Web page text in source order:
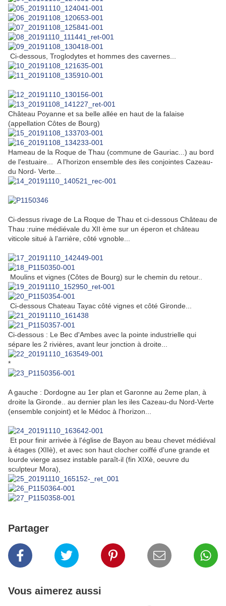
Ci-dessous, Troglodytes et hommes des cavernes...
Château Poyanne et sa belle allée en haut de la falaise
(appellation Côtes de Bourg)
Hameau de la Roque de Thau (commune de Gauriac...) au bord
de l'estuaire... A l'horizon ensemble des iles conjointes Cazeau-
du Nord- Verte...
Ci-dessus rivage de La Roque de Thau et ci-dessous Château de
Thau :ruine médiévale du XII ème sur un éperon et château
viticole situé à l'arrière, côté vgnoble...
Moulins et vignes (Côtes de Bourg) sur le chemin du retour..
Ci-dessous Chateau Tayac côté vignes et côté Gironde...
Ci-dessous : Le Bec d'Ambes avec la pointe industrielle qui
sépare les 2 rivières, avant leur jonction à droite...
*
A gauche : Dordogne au 1er plan et Garonne au 2eme plan, à
droite la Gironde.. au dernier plan les iles Cazeau-du Nord-Verte
(ensemble conjoint) et le Médoc à l'horizon...
Et pour finir arrivée à l'église de Bayon au beau chevet médiéval
à étages (XIIè), et avec son haut clocher coiffé d'une grande et
lourde vierge assez instable paraît-il (fin XIXè, oeuvre du
sculpteur Mora),
Partager
Vous aimerez aussi